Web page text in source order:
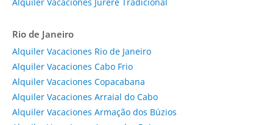
Rio de Janeiro
Alquiler Vacaciones Rio de Janeiro
Alquiler Vacaciones Cabo Frio
Alquiler Vacaciones Copacabana
Alquiler Vacaciones Arraial do Cabo
Alquiler Vacaciones Armação dos Búzios